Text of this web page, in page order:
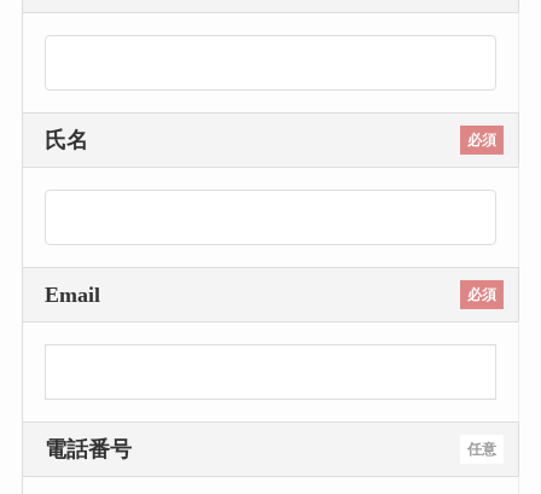
必須
氏名
必須
Email
任意
電話番号